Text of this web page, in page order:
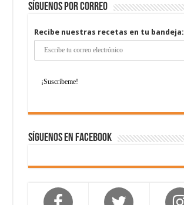
Síguenos por correo
Recibe nuestras recetas en tu bandeja:
Síguenos en Facebook